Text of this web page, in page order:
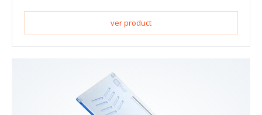
ver product